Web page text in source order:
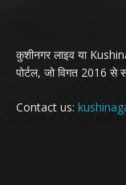
कुशीनगर लाइव या
पोर्टल, जो विगत 2016 से
Contact us: